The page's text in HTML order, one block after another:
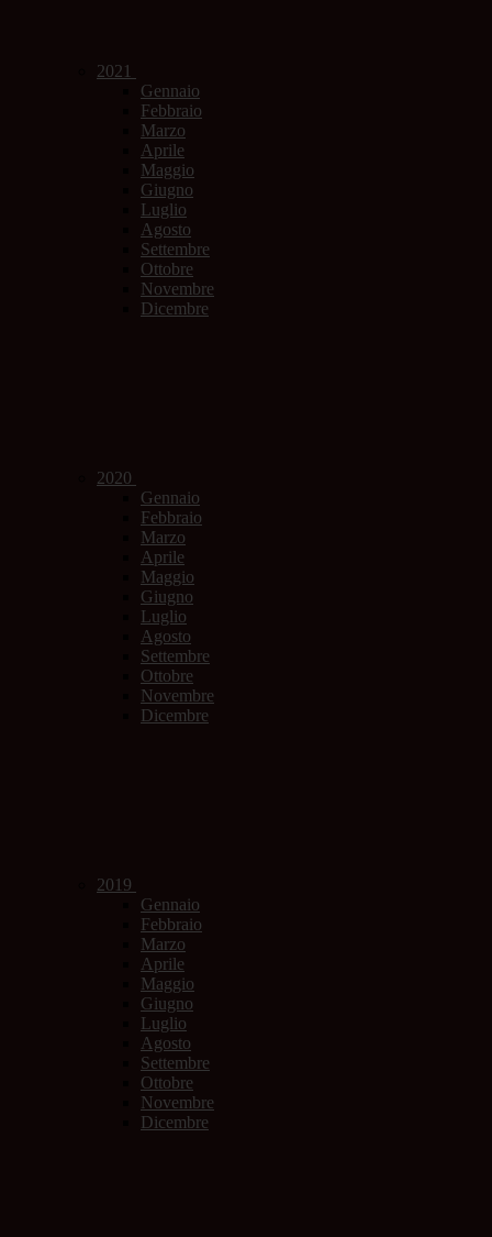
2021
Gennaio
Febbraio
Marzo
Aprile
Maggio
Giugno
Luglio
Agosto
Settembre
Ottobre
Novembre
Dicembre
2020
Gennaio
Febbraio
Marzo
Aprile
Maggio
Giugno
Luglio
Agosto
Settembre
Ottobre
Novembre
Dicembre
2019
Gennaio
Febbraio
Marzo
Aprile
Maggio
Giugno
Luglio
Agosto
Settembre
Ottobre
Novembre
Dicembre